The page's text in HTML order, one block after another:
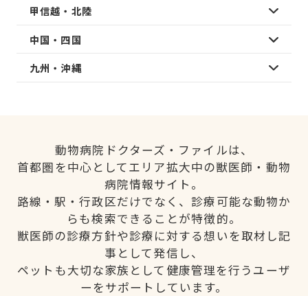
甲信越・北陸
中国・四国
九州・沖縄
動物病院ドクターズ・ファイルは、
首都圏を中心としてエリア拡大中の獣医師・動物
病院情報サイト。
路線・駅・行政区だけでなく、診療可能な動物か
らも検索できることが特徴的。
獣医師の診療方針や診療に対する想いを取材し記
事として発信し、
ペットも大切な家族として健康管理を行うユーザ
ーをサポートしています。